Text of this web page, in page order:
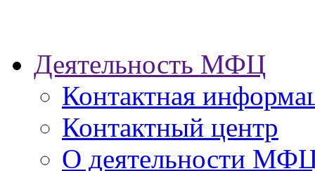
Деятельность МФЦ
Контактная
Контактный центр
О деятельности